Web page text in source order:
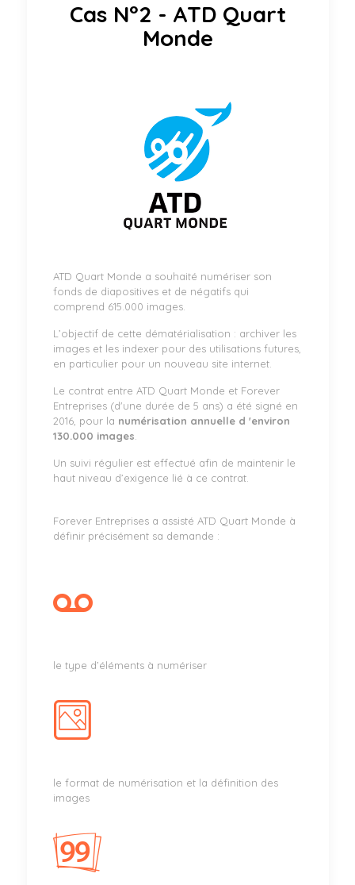
Cas N°2 - ATD Quart
Monde
ATD Quart Monde a souhaité numériser son
fonds de diapositives et de négatifs qui
comprend 615.000 images.
L’objectif de cette dématérialisation : archiver les
images et les indexer pour des utilisations futures,
en particulier pour un nouveau site internet.
Le contrat entre ATD Quart Monde et Forever
Entreprises (d'une durée de 5 ans) a été signé en
2016, pour la numérisation annuelle d 'environ
130.000 images.
Un suivi régulier est effectué afin de maintenir le
haut niveau d’exigence lié à ce contrat.
Forever Entreprises a assisté ATD Quart Monde à
définir précisément sa demande :
le type d’éléments à numériser
le format de numérisation et la définition des
images